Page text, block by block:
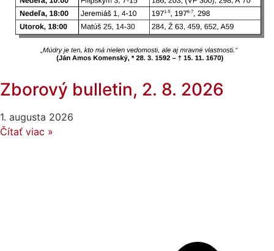
Zborový bulletin, 2. 8. 2026
1. augusta 2026
Čítať viac »